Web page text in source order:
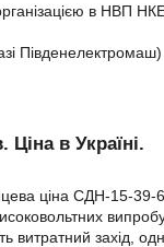
в НВП
Південелектромаш)
в Україні.
ціна СДН-15-
витратний захід,